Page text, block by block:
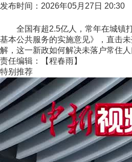
发布时间：2026年05月27日
全国有超2.5亿人，常年在城镇打
基本公共服务的实施意见》，直击
解，这一新政如何解决未落户常住
责任编辑：【程春雨】
特别推荐